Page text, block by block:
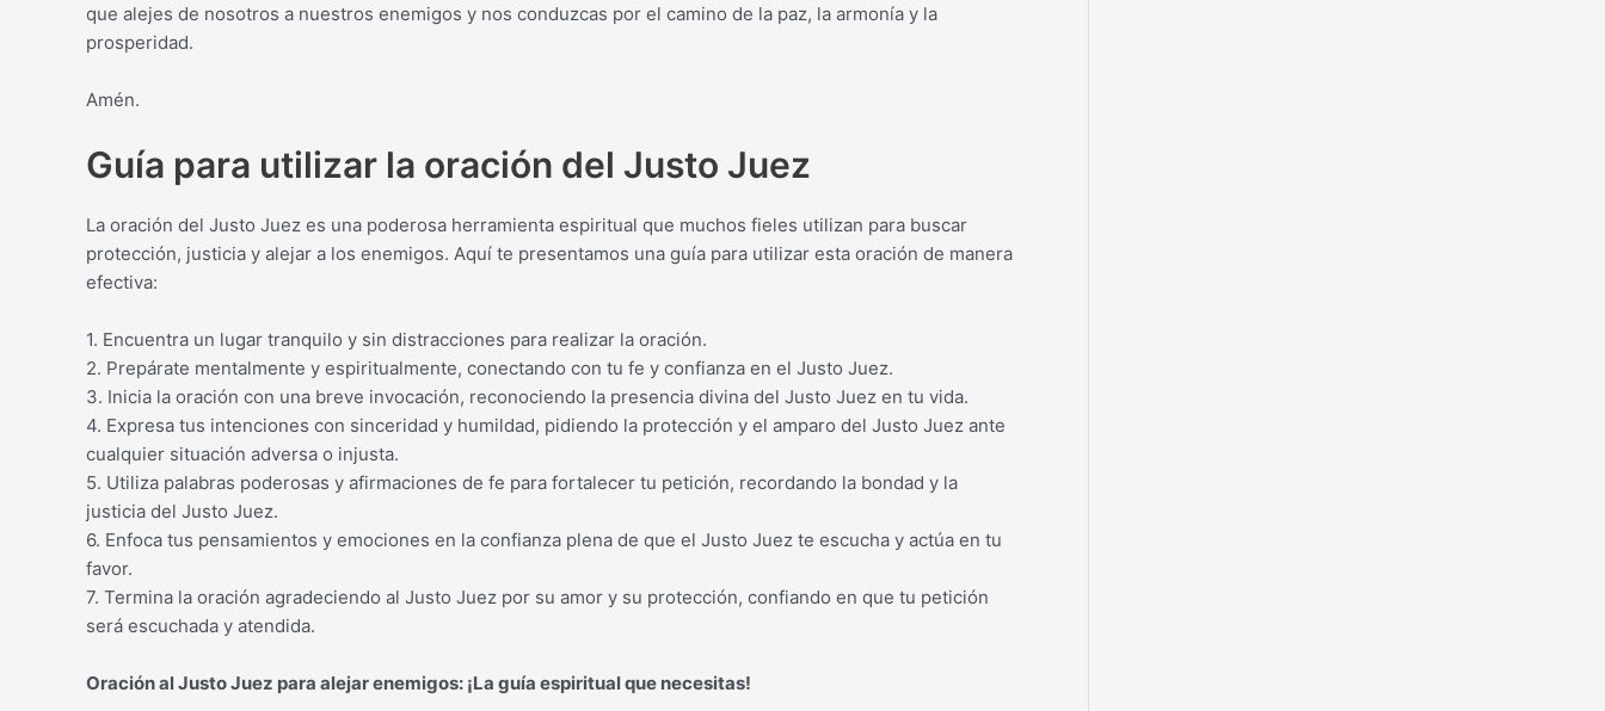
que alejes de nosotros a nuestros enemigos y nos conduzcas por el camino de la paz, la armonía y la
prosperidad.
Amén.
Guía para utilizar la oración del Justo Juez
La oración del Justo Juez es una poderosa herramienta espiritual que muchos fieles utilizan para buscar
protección, justicia y alejar a los enemigos. Aquí te presentamos una guía para utilizar esta oración de manera
efectiva:
1. Encuentra un lugar tranquilo y sin distracciones para realizar la oración.
2. Prepárate mentalmente y espiritualmente, conectando con tu fe y confianza en el Justo Juez.
3. Inicia la oración con una breve invocación, reconociendo la presencia divina del Justo Juez en tu vida.
4. Expresa tus intenciones con sinceridad y humildad, pidiendo la protección y el amparo del Justo Juez ante
cualquier situación adversa o injusta.
5. Utiliza palabras poderosas y afirmaciones de fe para fortalecer tu petición, recordando la bondad y la
justicia del Justo Juez.
6. Enfoca tus pensamientos y emociones en la confianza plena de que el Justo Juez te escucha y actúa en tu
favor.
7. Termina la oración agradeciendo al Justo Juez por su amor y su protección, confiando en que tu petición
será escuchada y atendida.
Oración al Justo Juez para alejar enemigos: ¡La guía espiritual que necesitas!